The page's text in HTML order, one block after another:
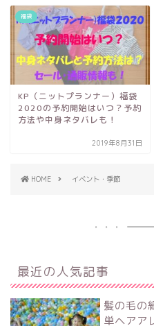
福袋
KP（ニットプランナー）福袋
2020の予約開始はいつ？予約
方法や中身ネタバレも！
2019年8月31日
HOME イベント・季節
最近の人気記事
髪の毛の
単ヘアア